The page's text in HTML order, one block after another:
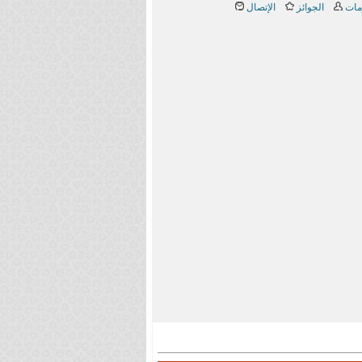
الجوائز الإتصال